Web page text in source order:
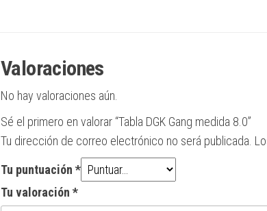
Valoraciones
No hay valoraciones aún.
Sé el primero en valorar “Tabla DGK Gang medida 8.0”
Tu dirección de correo electrónico no será publicada.
Tu puntuación *
Tu valoración *